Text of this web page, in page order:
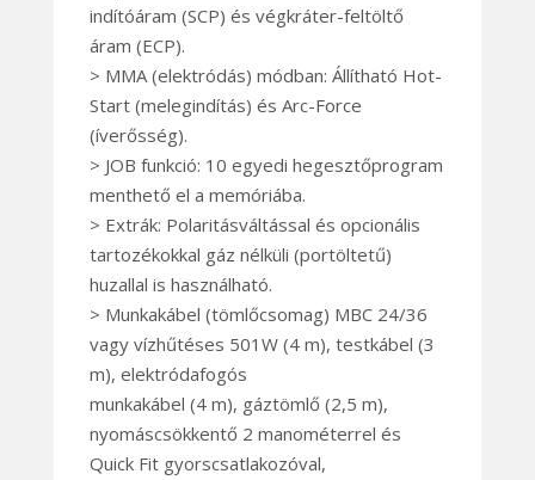
indítóáram (SCP) és végkráter-feltöltő
áram (ECP).
> MMA (elektródás) módban: Állítható Hot-
Start (melegindítás) és Arc-Force
(íverősség).
> JOB funkció: 10 egyedi hegesztőprogram
menthető el a memóriába.
> Extrák: Polaritásváltással és opcionális
tartozékokkal gáz nélküli (portöltetű)
huzallal is használható.
> Munkakábel (tömlőcsomag) MBC 24/36
vagy vízhűtéses 501W (4 m), testkábel (3
m), elektródafogós
munkakábel (4 m), gáztömlő (2,5 m),
nyomáscsökkentő 2 manométerrel és
Quick Fit gyorscsatlakozóval,